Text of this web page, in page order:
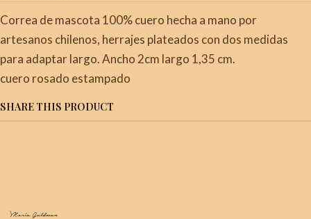
Correa de mascota 100% cuero hecha a mano por
artesanos chilenos, herrajes plateados con dos medidas
para adaptar largo. Ancho 2cm largo 1,35 cm.
cuero rosado estampado
SHARE THIS PRODUCT